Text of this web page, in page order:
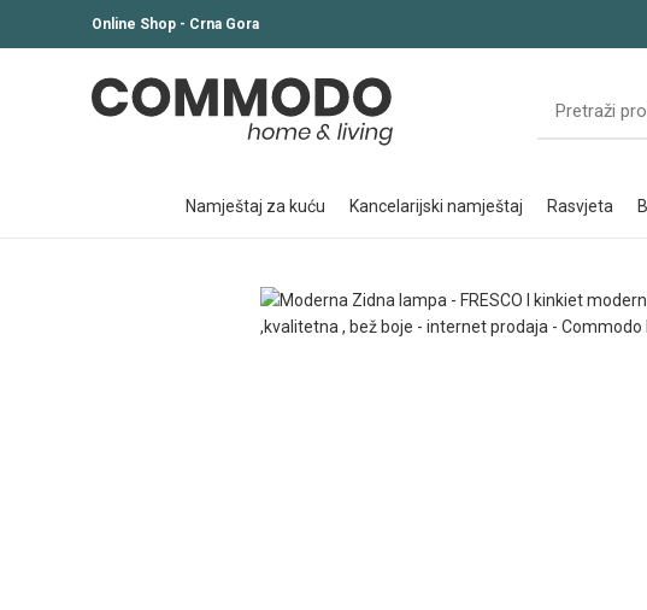
Online Shop - Crna Gora
namještaj za kuću kancelarijski namještaj rasvjeta